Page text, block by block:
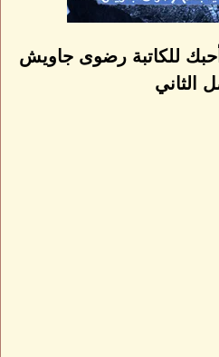
أحبك للكاتبة رضوى جاويش
الثاني